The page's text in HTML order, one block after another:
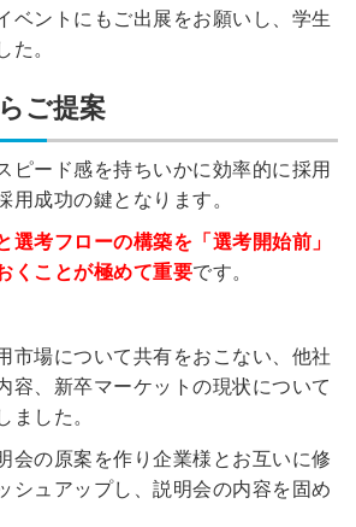
ベントにもご出展をお願いし、学生
た。
ご提案
ピード感を持ちいかに効率的に採用
用成功の鍵となります。
選考フローの構築を 「選考開始前」
くことが極めて重要です。
市場について共有をおこない、他社
容、新卒マーケットの現状について
ました。
会の原案を作り企業様とお互いに修
シュアップし、説明会の内容を固め